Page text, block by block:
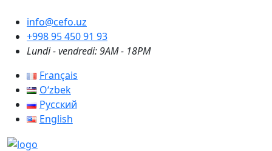
info@cefo.uz
+998 95 450 91 93
Lundi - vendredi: 9AM - 18PM
Français
Oʻzbek
Русский
English